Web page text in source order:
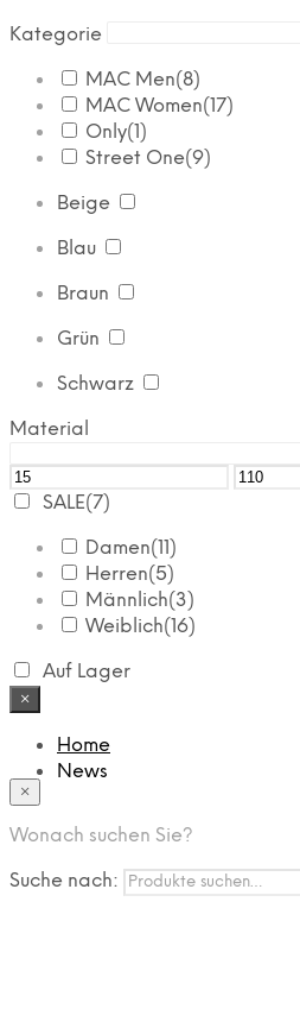
Kategorie
MAC Men(8)
MAC Women(17)
Only(1)
Street One(9)
Beige
Blau
Braun
Grün
Schwarz
Material
SALE(7)
Damen(11)
Herren(5)
Männlich(3)
Weiblich(16)
Auf Lager
×
Home
News
App
FAQ
Nutzungbedingungen
Marken
×
Wonach suchen Sie?
Suche nach: